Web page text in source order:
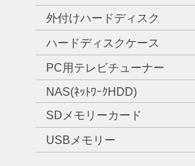
外付けハードディスク
ハードディスクケース
PC用テレビチューナー
NAS(ﾈｯﾄﾜｰｸHDD)
SDメモリーカード
USBメモリー